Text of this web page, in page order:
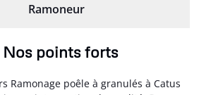
Ramoneur
Nos points forts
Ramonage poêle à granulés à Catus